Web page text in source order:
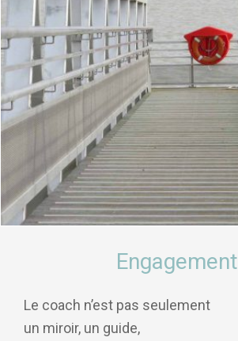
Engagement
Le coach n’est pas seulement
un miroir, un guide,